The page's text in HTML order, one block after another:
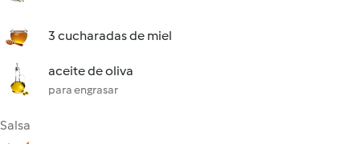
3 cucharadas de miel
aceite de oliva
para engrasar
Salsa